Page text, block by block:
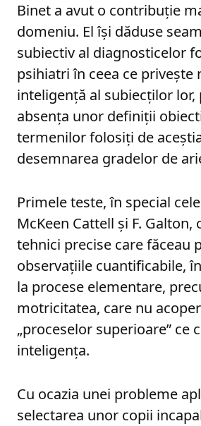
Binet a avut o contribuție
domeniu. El își dăduse
subiectiv al diagnosticelor
psihiatri în ceea ce privește
inteligență al subiecților lor,
absența unor definiții
termenilor folosiți de
desemnarea gradelor de
Primele teste, în special cele
McKeen Cattell și F.
tehnici precise care făceau
observațiile cuantificabile,
la procese elementare,
motricitatea, care nu
„proceselor superioare” ce
inteligența.
Cu ocazia unei probleme
selectarea unor copii